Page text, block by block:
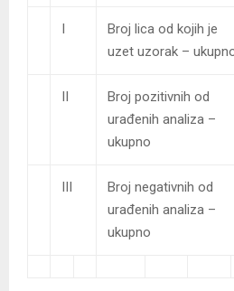
I
Broj lica od kojih je
uzet uzorak –
II
Broj pozitivnih od
urađenih analiza –
ukupno
III
Broj negativnih od
urađenih analiza –
ukupno